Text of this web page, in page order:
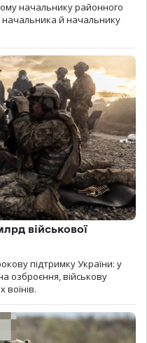
начальнику районного
й начальнику
військової
підтримку України: у
озброєння, військову
воїнів.